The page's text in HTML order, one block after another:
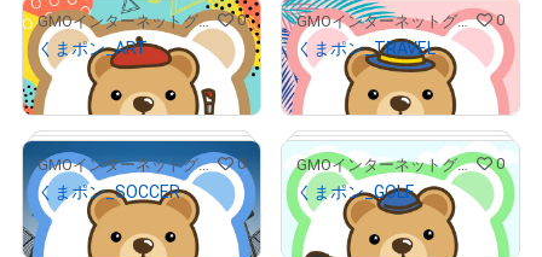
# 4/10
# 9/10
# 229/300
# 134/300
GMOインターネットグループ公式キャラクター「くまポン」 0
くまポン_ART
¥500
# 45/300
GMOインターネットグループ公式キャラクター「くまポン」 0
くまポン_TRAVEL
¥500
GMOインターネットグループ公式キャラクター「くまポン」 0
くまポン_SOCCER
¥ 500
GMOインターネットグループ公式キャラクター「くまポン」 0
くまポン_GOLF
¥500